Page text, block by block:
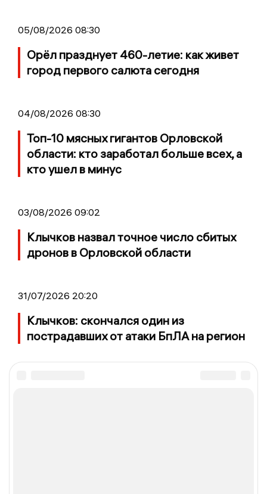
05/08/2026 08:30
Орёл празднует 460-летие: как живет
город первого салюта сегодня
04/08/2026 08:30
Топ-10 мясных гигантов Орловской
области: кто заработал больше всех, а
кто ушел в минус
03/08/2026 09:02
Клычков назвал точное число сбитых
дронов в Орловской области
31/07/2026 20:20
Клычков: скончался один из
пострадавших от атаки БпЛА на регион